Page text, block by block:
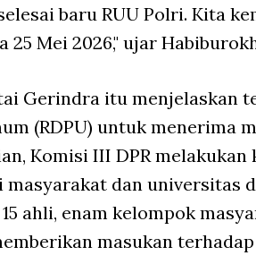
baru RUU Polri. Kita
25 Mei 2026," ujar
Gerindra itu menjelaskan
(RDPU) untuk menerima
Komisi III DPR
dan universitas
ahli, enam kelompok
masukan